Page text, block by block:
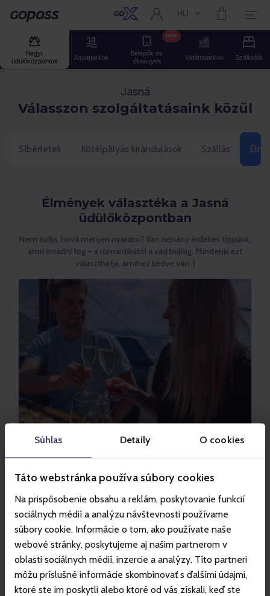
Súhlas Detaily O cookies
Táto webstránka používa súbory cookies
Na prispôsobenie obsahu a reklám, poskytovanie funkcií
sociálnych médií a analýzu návštevnosti používame
súbory cookie. Informácie o tom, ako používate naše
webové stránky, poskytujeme aj našim partnerom v
oblasti sociálnych médií, inzercie a analýzy. Títo partneri
môžu príslušné informácie skombinovať s ďalšími údajmi,
ktoré ste im poskytli alebo ktoré od vás získali, keď ste
Gopass Aktuális nyelv:
HU
Hegyi
üdülőközpontok
Aquaparkok
Belépők és
élmények
NEW
Vidámparkok Szállodák
Jasná
Válasszon szolgáltatásaink közül
Síbérletek Kötélpályás kirándulások Szállás
Élmények választéka a Jasná
üdülőközpontban
Nem tudja, hová menjen nyaralni? Van néhány érdekes tippünk,
amit imádni fog – a romantikától a vad bulikig. Mindenki azt
választhatja, amihez kedve van :)
JASNÁ
SKY PICNIC
Élvezd a királyi pikniket a felhők között.
Ajánlat megtekintése